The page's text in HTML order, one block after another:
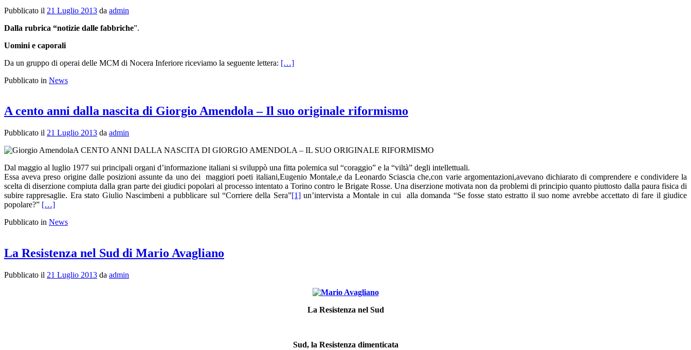
Pubblicato il 21 Luglio 2013 da admin
Dalla rubrica “notizie dalle fabbriche”.
Uomini e caporali
Da un gruppo di operai delle MCM di Nocera Inferiore riceviamo la seguente lettera: […]
Pubblicato in News
A cento anni dalla nascita di Giorgio Amendola – Il suo originale riformismo
Pubblicato il 21 Luglio 2013 da admin
A CENTO ANNI DALLA NASCITA DI GIORGIO AMENDOLA – IL SUO ORIGINALE RIFORMISMO
Dal maggio al luglio 1977 sui principali organi d’informazione italiani si sviluppò una fitta polemica sul “coraggio” e la “viltà” degli intellettuali.
Essa aveva preso origine dalle posizioni assunte da uno dei maggiori poeti italiani,Eugenio Montale,e da Leonardo Sciascia che,con varie argomentazioni,avevano dichiarato di comprendere e condividere la
scelta di diserzione compiuta dalla gran parte dei giudici popolari al processo intentato a Torino contro le Brigate Rosse. Una diserzione motivata non da problemi di principio quanto piuttosto dalla paura fisica di
subire rappresaglie. Era stato Giulio Nascimbeni a pubblicare sul “Corriere della Sera”[1]un’intervista a Montale in cui alla domanda “Se fosse stato estratto il suo nome avrebbe accettato di fare il giudice
popolare?” […]
Pubblicato in News
La Resistenza nel Sud di Mario Avagliano
Pubblicato il 21 Luglio 2013 da admin
La Resistenza nel Sud
Sud, la Resistenza dimenticata